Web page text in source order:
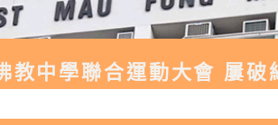
教中學聯合運動大會 屢破